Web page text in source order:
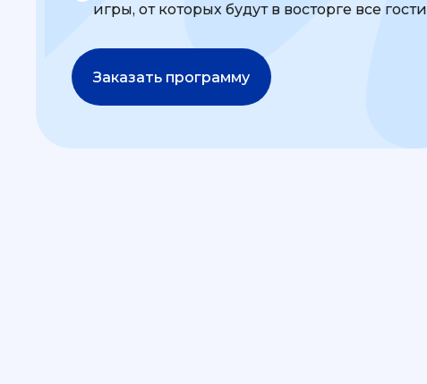
игры, от которых будут в восторге все гости
Заказать программу